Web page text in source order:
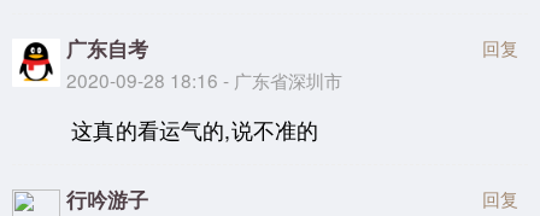
广东自考
2020-09-28 18:16 - 广东省深圳市
回复
这真的看运气的,说不准的
行吟游子 回复